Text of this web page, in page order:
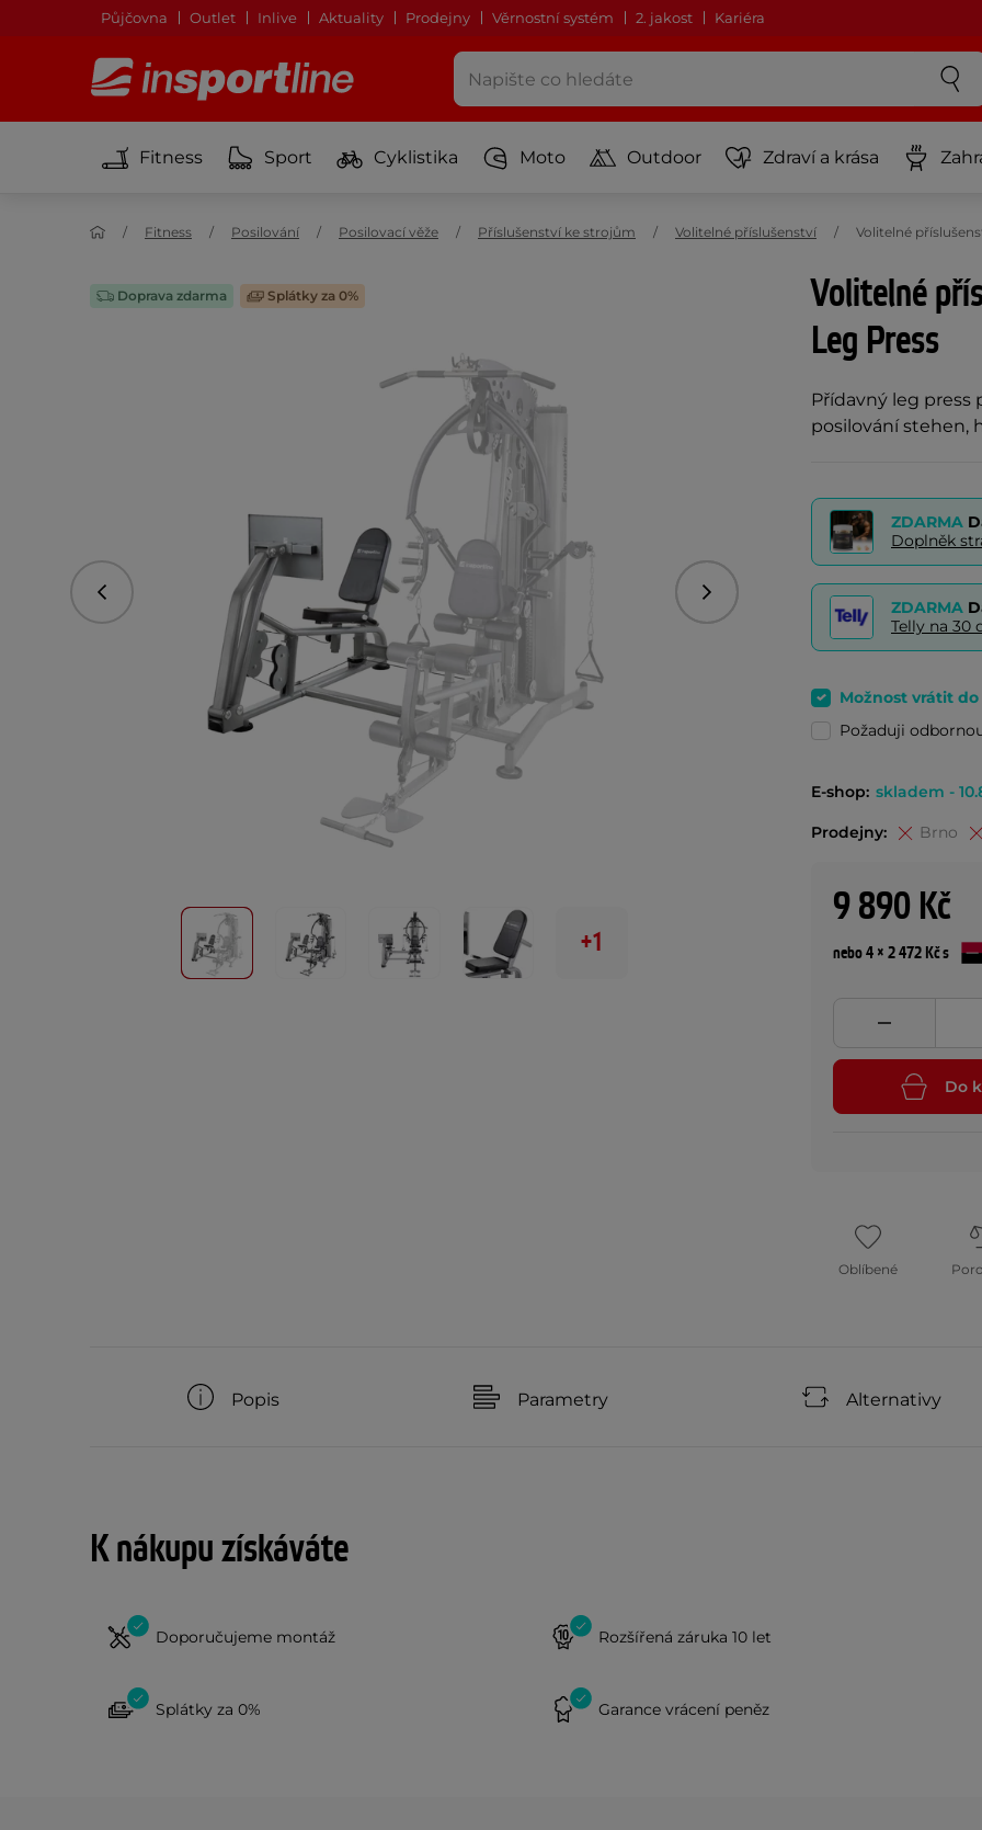
Půjčovna Outlet Inlive Aktuality Prodejny Věrnostní systém 2. jakost Kariéra
Fitness Sport Cyklistika Moto Outdoor Zdraví a krása
Fitness Posilování Posilovací věže Příslušenství ke strojům Volitelné příslušenství Volitelné
Volitelné
Leg Press
Přídavný leg press
posilování stehen,
Doprava zdarma Splátky za 0%
Předchozí Následující
+1
ZDARMA
Doplněk
ZDARMA
Telly na 30
Možnost vrátit
Požaduji
E-shop: skladem -
Prodejny: Brno
9 890 Kč
nebo 4 × 2 472 Kč s
Do
Oblíbené
Popis Parametry Alternativy
K nákupu získáváte
Doporučujeme montáž Rozšířená záruka 10 let
Splátky za 0% Garance vrácení peněz